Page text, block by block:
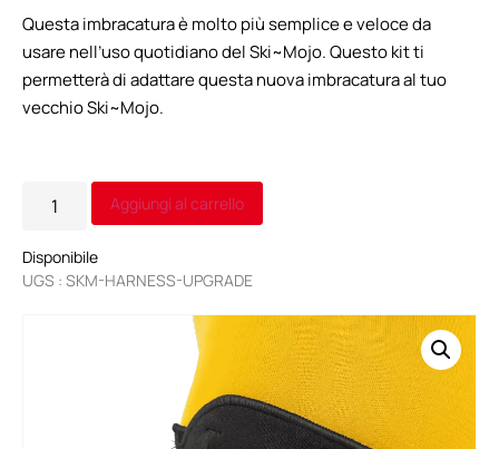
Questa imbracatura è molto più semplice e veloce da
usare nell’uso quotidiano del Ski~Mojo. Questo kit ti
permetterà di adattare questa nuova imbracatura al tuo
vecchio Ski~Mojo.
Aggiungi al carrello
Disponibile
UGS : SKM-HARNESS-UPGRADE